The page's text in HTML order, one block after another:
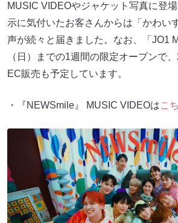
MUSIC VIDEOやジャケット写真に登
示に気付いたお客さんからは「かわい
声が続々と届きました。なお、「JO1
（日）までの1週間の限定オープンで
EC販売も予定しています。
・『NEWSmile』 MUSIC VIDEOはこ